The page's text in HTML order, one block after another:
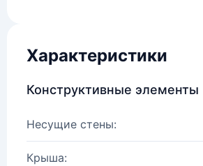
Характеристики
Конструктивные элементы
Несущие стены:
Крыша: